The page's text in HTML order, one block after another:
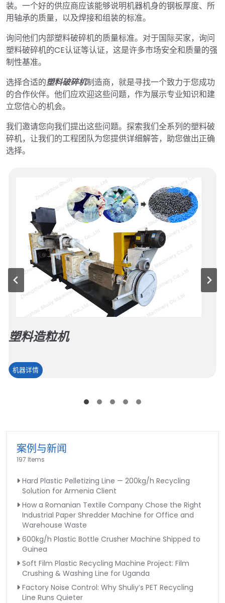
装。一个好的供应商应该能够说明机器机身的钢板厚度、所
用轴承的质量，以及焊接和组装的标准。
询问他们内部塑料破碎机的质量标准。对于国际买家，询问
塑料破碎机的CE认证等认证，这是许多市场安全和质量的强
制性基准。
选择合适的塑料破碎机制造商，就是寻找一个致力于您成功
的合作伙伴。他们应欢迎这些问题，作为展示专业知识和建
立您信心的机会。
我们邀请您向我们提出这些问题。探索我们全系列的塑料破
碎机，让我们的工程团队为您提供详细解答，助您做出正确
选择。
塑料造粒机
机器详情塑
案例与新闻
197 Items
Hard Plastic Pelletizing Line — 200kg/h Recycling
Solution for Armenia Client
How a Romanian Textile Company Chose the Right
Industrial Paper Shredder Machine for Office and
Warehouse Waste
600kg/h Plastic Bottle Crusher Machine Shipped to
Guinea
Soft Film Plastic Recycling Machine Project: Film
Crushing & Washing Line for Uganda
Factory Noise Control: Why Shuliy’s PET Recycling
Line Runs Quieter